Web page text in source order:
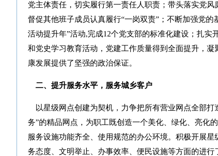
党主体责任，切实履行第一责任人职责；带头落实党
督促其他班子成员认真履行“一岗双责”；不断加强党的
活动提升年”活动,完成12个党支部的标准化建设；扎实
和党史学习教育活动，党建工作质量得到全面提升，
康发展提供了坚强的政治保证。
二、提升服务水平，服务城乡客户
以星级网点创建为契机，力争把所有营业网点全部打
务”的精品网点，为职工既创造一个美化、绿化、亮化
服务设施功能齐全、使用规范的办公环境。积极开展
务态度、文明举止、办事效率、便民设施等方面的进